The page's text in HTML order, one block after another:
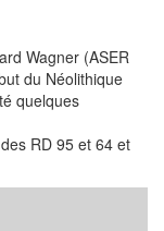
Wagner (ASER
du Néolithique
quelques
RD 95 et 64 et